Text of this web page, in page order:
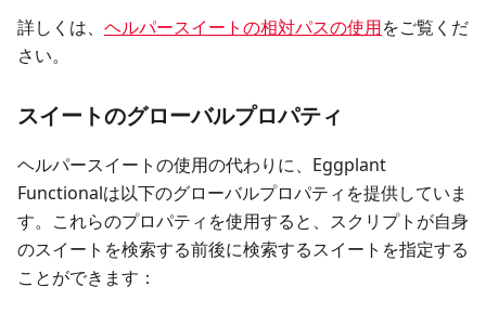
詳しくは、 ヘルパースイートの相対パスの使用をご覧くだ
さい。
スイートのグローバルプロパティ
ヘルパースイートの使用の代わりに、Eggplant
Functionalは以下のグローバルプロパティを提供していま
す。これらのプロパティを使用すると、スクリプトが自身
のスイートを検索する前後に検索するスイートを指定する
ことができます：